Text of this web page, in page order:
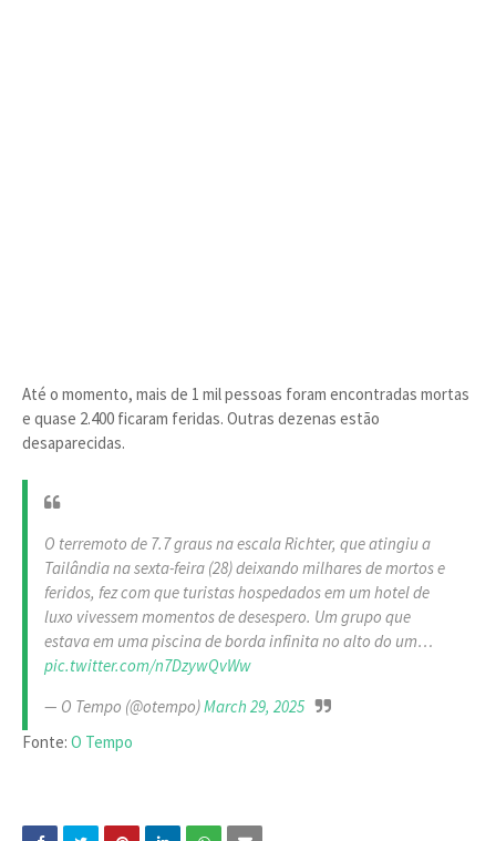
Até o momento, mais de 1 mil pessoas foram encontradas mortas
e quase 2.400 ficaram feridas. Outras dezenas estão
desaparecidas.
O terremoto de 7.7 graus na escala Richter, que atingiu a
Tailândia na sexta-feira (28) deixando milhares de mortos e
feridos, fez com que turistas hospedados em um hotel de
luxo vivessem momentos de desespero. Um grupo que
estava em uma piscina de borda infinita no alto do um…
pic.twitter.com/n7DzywQvWw
— O Tempo (@otempo)March 29, 2025
Fonte: O Tempo